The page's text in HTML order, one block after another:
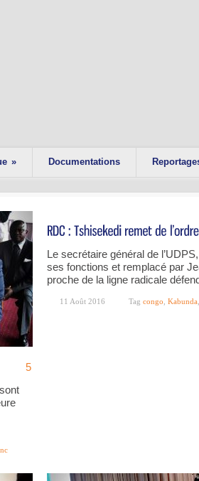
» Documentations
5
Le secrétaire général de
ses fonctions et remplacé par
proche de la ligne radicale
11 Août 2016 Tag congo Kabunda